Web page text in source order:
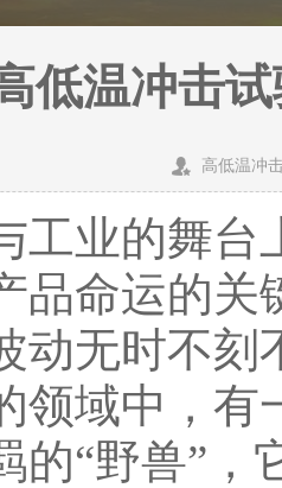
低温冲击
高低温冲
业的舞台
品命运的关
动无时不刻
领域中，有
的“野兽”，